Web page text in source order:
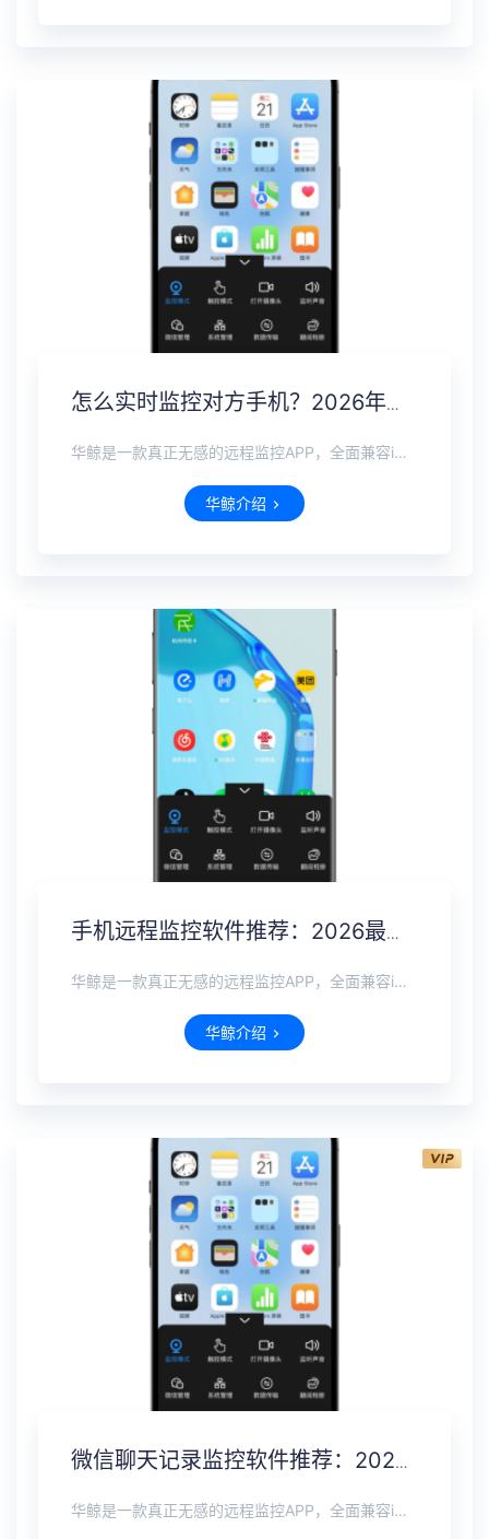
怎么实时监控对方手机？2026年度最佳远程监控软件推荐
华鲸是一款真正无感的远程监控APP，全面兼容iOS、安卓、鸿蒙全系手机。无需接触对方设备，也无需对方同意，即可远程完成隐形安装。在不被察觉的前提下，可实时查看微信、抖音、WhatsApp等国内外主流社交软件的聊天记录，即使对方已删除，也能完整恢复。支持实时定位追踪，远程打开摄像头麦克风查看周围环境。
华鲸介绍
手机远程监控软件推荐：2026最新远程监控查看对方一举一动
华鲸是一款真正无感的远程监控APP，全面兼容iOS、安卓、鸿蒙全系手机。无需接触对方设备，也无需对方同意，即可远程完成隐形安装。在不被察觉的前提下，可实时查看微信、抖音、WhatsApp等国内外主流社交软件的聊天记录，即使对方已删除，也能完整恢复。支持实时定位追踪，远程打开摄像头麦克风查看周围环境。
华鲸介绍
微信聊天记录监控软件推荐：2026最新远程监控查看微信消息
华鲸是一款真正无感的远程监控APP，全面兼容iOS、安卓、鸿蒙全系手机。无需接触对方设备，也无需对方同意，即可远程完成隐形安装。在不被察觉的前提下，可实时查看微信、抖音、WhatsApp等国内外主流社交软件的聊天记录，即使对方已删除，也能完整恢复。支持实时定位追踪，远程打开摄像头麦克风查看周围环境。